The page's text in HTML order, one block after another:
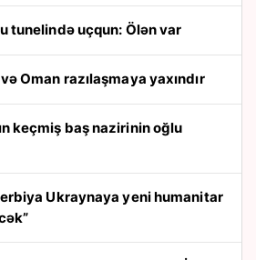
tunelində uçqun: Ölən var
Oman razılaşmaya yaxındır